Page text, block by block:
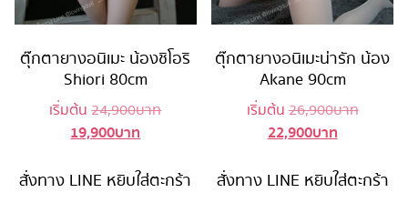
ตุ๊กตายางอนิเมะ น้องชิโอริ
Shiori 80cm
เริ่มต้น24,900บาทOriginal
24,900 บาท.
19,900บาท
is:
สั่งทาง LINE หยิบใส่ตะกร้า
ตุ๊กตายางอนิเมะน่ารัก น้อง
Akane 90cm
เริ่มต้น26,900บาทOriginal
26,900
22,900บาทCurrent
is:
สั่งทาง LINE หยิบใส่ตะกร้า